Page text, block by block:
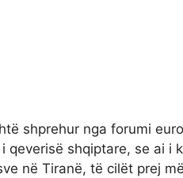
shprehur nga forumi
qeverisë shqiptare, se ai i
në Tiranë, të cilët prej